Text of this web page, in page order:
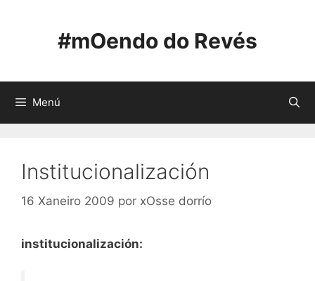
#mOendo do Revés
Menú
Institucionalización
16 Xaneiro 2009 por xOsse dorrío
institucionalización: